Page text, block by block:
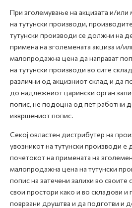
При зголемување на акцизата и/
на тутунски производи,
тутунски производи се должни на
примена на зголемената акциза и/
малопродажна цена да направат
на тутунски производи во сите
различни од акцизниот склад и да
до надлежниот царински орган
попис, не подоцна од пет работни
извршениот попис.
Секој овластен дистрибутер на
увозникот на тутунски производи
почетокот на примената на
малопродажна цена на тутунски
попис на затечени залихи во своите
свои простори како и во складови и
поврзани друштва и да подготви и